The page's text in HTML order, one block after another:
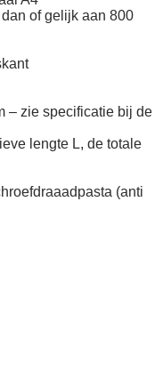
of gelijk aan 800
– zie specificatie bij de
lengte L, de totale
(anti